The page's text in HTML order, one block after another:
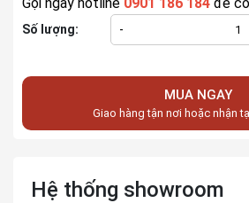
Số lượng: -
MUA NGAY
Giao hàng tận nơi hoặc nhận
Hệ thống showroom